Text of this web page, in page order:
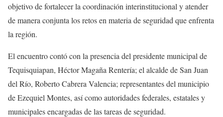
objetivo de fortalecer la coordinación interinstitucional y atender
de manera conjunta los retos en materia de seguridad que enfrenta
la región.
El encuentro contó con la presencia del presidente municipal de
Tequisquiapan, Héctor Magaña Rentería; el alcalde de San Juan
del Río, Roberto Cabrera Valencia; representantes del municipio
de Ezequiel Montes, así como autoridades federales, estatales y
municipales encargadas de las tareas de seguridad.